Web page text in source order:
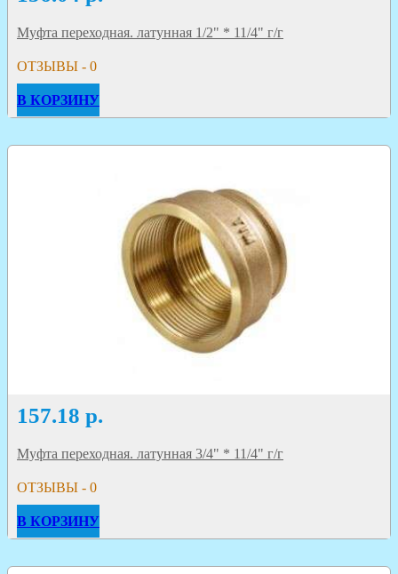
Муфта переходная. латунная 1/2" * 11/4" г/г
ОТЗЫВЫ - 0
В КОРЗИНУ
157.18 р.
Муфта переходная. латунная 3/4" * 11/4" г/г
ОТЗЫВЫ - 0
В КОРЗИНУ